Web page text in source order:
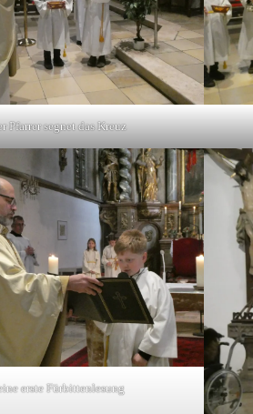
Pfarrer segnet das Kreuz
erste Fürbittenlesung